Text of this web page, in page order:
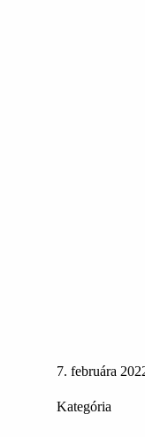
7. februára
Kategória